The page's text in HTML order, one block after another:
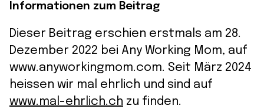
Informationen zum Beitrag
Dieser Beitrag erschien erstmals am 28.
Dezember 2022 bei Any Working Mom, auf
www.anyworkingmom.com. Seit März 2024
heissen wir mal ehrlich und sind auf
www.mal-ehrlich.ch zu finden.